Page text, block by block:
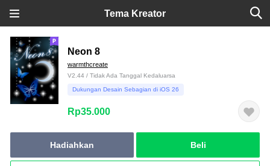
Tema Kreator
Neon 8
warmthcreate
V2.44 / Tidak Ada Tanggal Kedaluarsa
Dukungan Desain Sebagian di iOS 26
Rp35.000
Hadiahkan Beli